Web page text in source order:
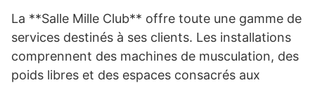
La **Salle Mille Club** offre toute une gamme de
services destinés à ses clients. Les installations
comprennent des machines de musculation, des
poids libres et des espaces consacrés aux